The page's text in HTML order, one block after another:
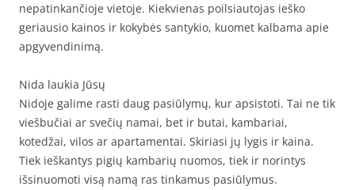
nepatinkančioje vietoje. Kiekvienas poilsiautojas ieško
geriausio kainos ir kokybės santykio, kuomet kalbama apie
apgyvendinimą.
Nida laukia Jūsų
Nidoje galime rasti daug pasiūlymų, kur apsistoti. Tai ne tik
viešbučiai ar svečių namai, bet ir butai, kambariai,
kotedžai, vilos ar apartamentai. Skiriasi jų lygis ir kaina.
Tiek ieškantys pigių kambarių nuomos, tiek ir norintys
išsinuomoti visą namą ras tinkamus pasiūlymus.